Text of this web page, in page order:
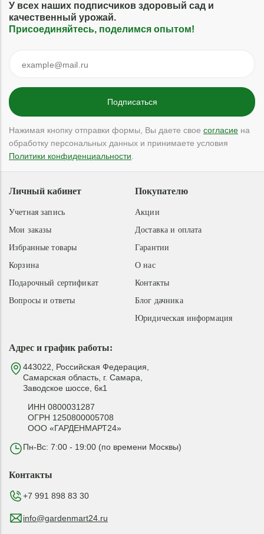
У всех наших подписчиков здоровый сад и
качественный урожай.
Присоединяйтесь, поделимся опытом!
Нажимая кнопку отправки формы, Вы даете свое согласие на
обработку персональных данных и принимаете условия
Политики конфиденциальности
Адрес и график работы:
443022, Российская Федерация,
Самарская область, г. Самара,
Заводское шоссе, 6к1
ИНН 0800031287
ОГРН 1250800005708
ООО «ГАРДЕНМАРТ24»
Пн-Вс: 7:00 - 19:00 (по времени Москвы)
Покупателю
Акции
Доставка и оплата
Гарантии
О нас
Контакты
Блог дачника
Юридическая информация
Личный кабинет
Учетная запись
Мои заказы
Избранные товары
Корзина
Подарочный сертификат
Вопросы и ответы
Контакты
+7 991 898 83 30
info@gardenmart24.ru